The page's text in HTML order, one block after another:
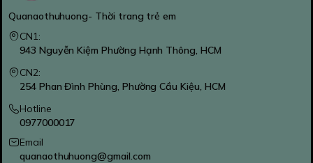
Quanaothuhuong- Thời trang trẻ em
CN1:
943 Nguyễn Kiệm Phường Hạnh Thông, HCM
CN2:
254 Phan Đình Phùng, Phường Cầu Kiệu, HCM
Hotline
0977000017
Email
quanaothuhuong@gmail.com